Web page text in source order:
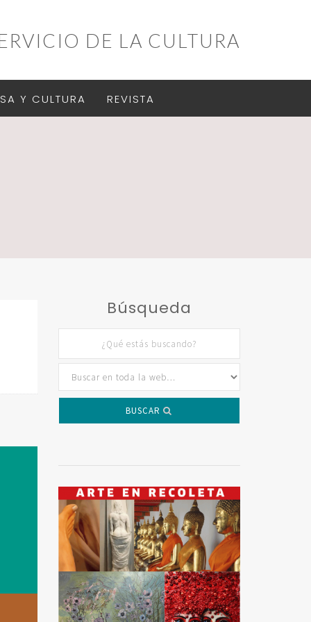
DE LA CULTURA
Y CULTURA REVISTA
Búsqueda
BUSCAR